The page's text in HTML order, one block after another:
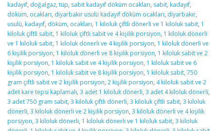
kadayıf, doğalgaz, tüp, sabit kadayıf döküm ocakları, sabit, kadayıf,
döküm, ocakları, diyarbakır usulü kadayıf döküm ocakları, diyarbakır,
usulü, kadayıf, döküm, ocakları, 1 kiloluk çiftli dönerli ve 1 kiloluk sabit, 1
kiloluk çiftli sabit, 1 kiloluk çiftli sabit ve 4 kişilik porsiyon, 1 kiloluk dönerli
ve 1 kiloluk sabit, 1 kiloluk dönerli ve 4 kişilik porsiyon, 1 kiloluk dönerli ve
6 kişilik porsiyon, 1 kiloluk dönerli ve 8 kişilik porsiyon, 1 kiloluk sabit ve 2
kişilik porsiyon, 1 kiloluk sabit ve 4 kişilik porsiyon, 1 kiloluk sabit ve 6
kişilik porsiyon, 1 kiloluk sabit ve 8 kişilik porsiyon, 1 kiloluk sabit, 750
gram çiftli sabit ve 2 kişilik porsiyon, 2 kişilik porsiyon, 4 kiloluk sabit ve 2
adet kare tepsi kaplamalı, 3 adet 1 kiloluk dönerli, 3 adet 4 kiloluk dönerli,
3 adet 750 gram sabit, 3 kiloluk çiftli dönerli, 3 kiloluk çiftli sabit, 3 kiloluk
dönerli, 3 kiloluk dönerli ve 2 kişilik porsiyon, 3 kiloluk dönerli ve 4 kişilik
porsiyon, 3 kiloluk dönerli, 1 kiloluk dönerli ve 1 kiloluk sabit, 3 kiloluk